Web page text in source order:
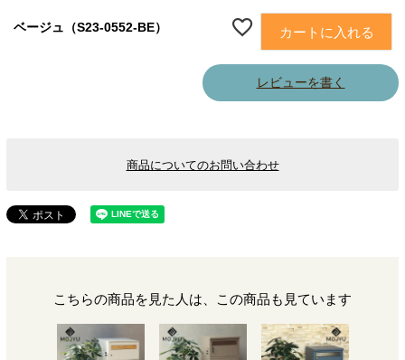
ベージュ（S23-0552-BE） カートに入れる
レビューを書く
商品についてのお問い合わせ
こちらの商品を見た人は、この商品も見ています